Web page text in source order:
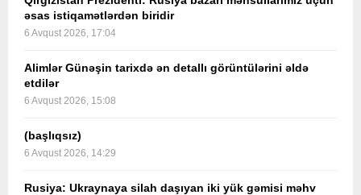
əsas istiqamətlərdən biridir
6 Avqust 2026, 17:04
Alimlər Günəşin tarixdə ən detallı görüntülərini əldə
etdilər
6 Avqust 2026, 15:08
(başlıqsız)
6 Avqust 2026, 14:29
Rusiya: Ukraynaya silah daşıyan iki yük gəmisi məhv